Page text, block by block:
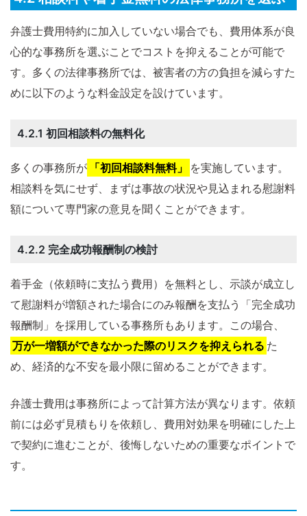
弁護士費用特約に加入していない場合でも、費用体系が良
心的な事務所を選ぶことでコストを抑えることが可能で
す。多くの法律事務所では、被害者の方の負担を減らすた
めに以下のような料金設定を設けています。
4.2.1 初回相談料の無料化
多くの事務所が 「初回相談料無料」
を実施しています。
相談料を気にせず、まずは事故の状況や見込まれる慰謝料
額について専門家の意見を聞くことができます。
4.2.2 完全成功報酬制の検討
着手金（依頼時に支払う費用）を無料とし、示談が成立し
て慰謝料が増額された場合にのみ報酬を支払う「完全成功
報酬制」を採用している事務所もあります。この場合、
万が一増額ができなかった際のリスクを抑えられる た
め、経済的な不安を最小限に留めることができます。
弁護士費用は事務所によって計算方法が異なります。依頼
前には必ず見積もりを依頼し、費用対効果を明確にした上
で契約に進むことが、後悔しないための重要なポイントで
す。